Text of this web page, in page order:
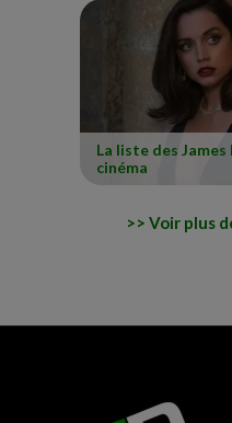
La liste des
cinéma
Voir plus